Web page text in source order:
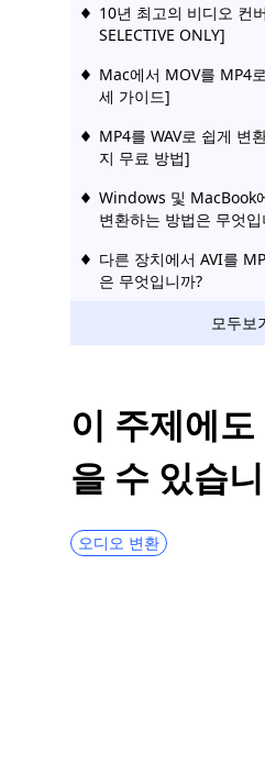
10년 최고의 비디오 컨
SELECTIVE ONLY]
Mac에서 MOV를 MP4
세 가이드]
MP4를 WAV로 쉽게 변
지 무료 방법]
Windows 및 MacBook
변환하는 방법은 무엇입
다른 장치에서 AVI를
은 무엇입니까?
WebM을 MP4로 변환
한 방법
방법 [단계별 가이드]
[5가지 가장 좋은 방법]
디오를 압축하는 방법
MP2023로 변환하는 방법
모두보
이 주제에
을 수 있습
오디오 변환